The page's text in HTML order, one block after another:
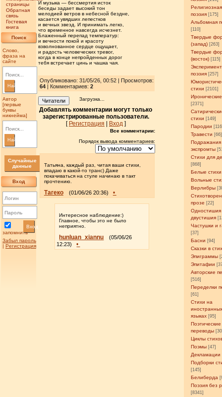
страницы
Обратная
связь
Гостевая
книга
Поиск
Слово,
фраза на
сайте
Найти
Автор
[первые
буквы
никнейма]
Найти
Случайные
данные
Вход
запомнить
Вход
Забыл пароль
| Регистрация
Религиозная
поэзия [175]
Альбомная
[110]
Твердые
(запад) [263]
Твердые
(восток) [115]
поэзия [257]
стихи [2101]
[2371]
стихи [149]
Пародии
Травести [66]
Подражания
экспромты
Стихи для
[868]
Белые стихи
Вольные
Верлибры
прозе [22]
Одностишия
двустишия
Частушки и
[37]
Басни [94]
Сказки в
Эпиграммы
Эпитафии
Авторские
[516]
Переделки
[61]
Стихи на
языках [95]
Поэтические
переводы
Циклы
Поэмы [47]
Декламации
Подборки
[145]
Белиберда
Поэзия без
[8341]
И музыка — бессмертия исток
беседы задает высокий тон
мелодией ветров в небесной бездне,
касается увядших лепестков
и вечных звезд. И принимать легко,
что временное навсегда исчезнет.
Блаженный перепад температур:
и вечности покой и красоту
взволнованное сердце ощущает,
и радость человеческих тревог,
когда в конце непройденных дорог
тебя встречает цинь и чашка чая.
Опубликовано: 31/05/26, 00:52 | Просмотров:
64| Комментариев: 2
Читатели Загрузка...
Добавлять комментарии могут только
зарегистрированные пользователи.
[ Регистрация Вход]
Все комментарии:
Порядок вывода комментариев:
Татьяна, каждый раз, читая ваши стихи,
впадаю в какой-то транс) Даже
покачиваться на стуле начинаю в такт
прочтению.
Тагеко (01/06/26 20:36) •
Интересное наблюдение:)
Главное, чтобы это не было
неприятно.
hunluan_xiannu
(05/06/26
12:23)
•